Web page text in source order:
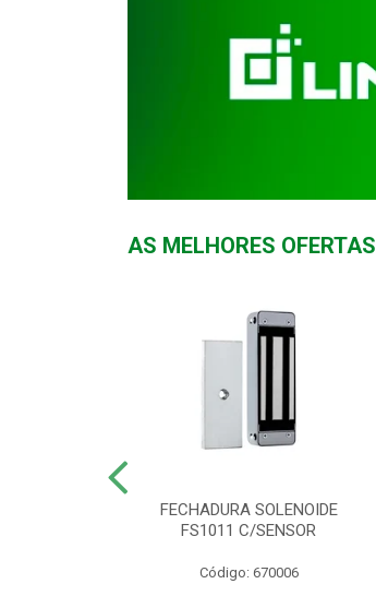
AS MELHORES OFERTAS
FECHADURA SOLENOIDE
FS1011 C/SENSOR
Código: 670006